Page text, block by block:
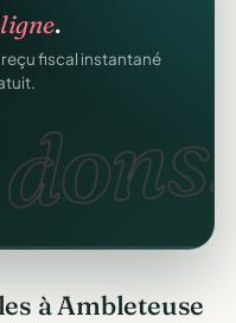
dons.
.
fiscal instantané
à Ambleteuse